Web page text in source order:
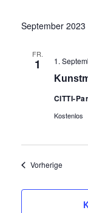
September 2023
FR.
1 1.
CITTI-
Kostenlos
Vorherige